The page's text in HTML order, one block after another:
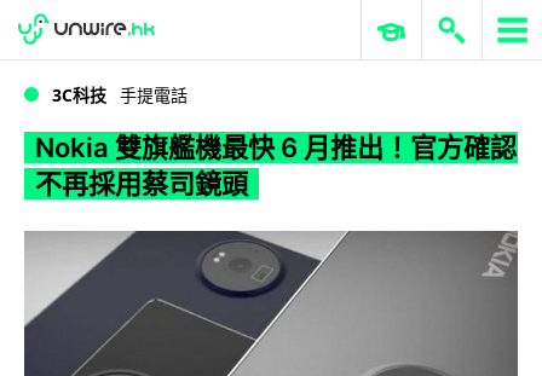
WWDC 2026 ERP 與商業 AI
3C科技 手提電話
Nokia 雙旗艦機最快 6 月推出！官方確認
不再採用蔡司鏡頭